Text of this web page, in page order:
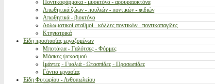
Ποντικοφάρμακα - μυοκτόνα - αρουραιοκτόνα
Απωθητικά ζώων - πουλιών - ποντικών - φιδιών
Απωθητικά - βιοκτόνα
Δολωματικοί σταθμοί - κόλλες ποντικών - ποντικοπαγίδες
Κτηνιατρικά
Είδη προστασίας εργαζομένων
Μποτάκια - Γαλότσες - Φόρμες
Μάσκες ψεκασμού
Ιμάντες - Γυαλιά - Ωτασπίδες - Προσωπίδες
Γάντια εργασίας
Είδη Φυτωρίου - Ανθοπωλείου